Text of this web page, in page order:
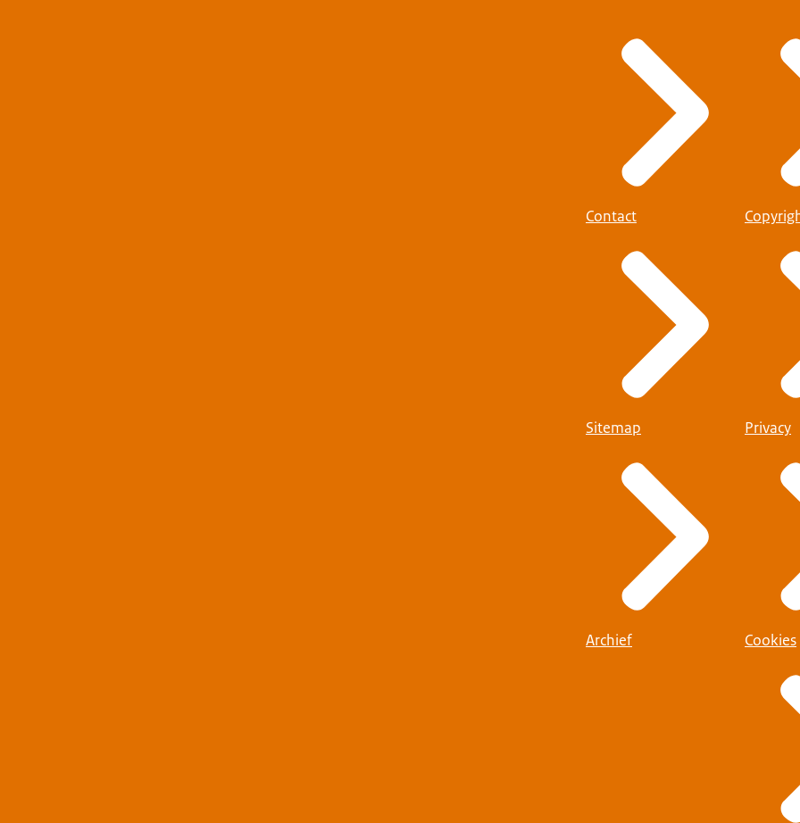
Contact
Sitemap
Archief
Privacy
Cookies